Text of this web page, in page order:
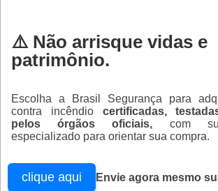
⚠️ Não arrisque vidas e
patrimônio.
Escolha a Brasil Segurança para
contra incêndio certificadas,
pelos órgãos oficiais, com
especializado para orientar sua compra.
clique aqui
Envie agora mesmo